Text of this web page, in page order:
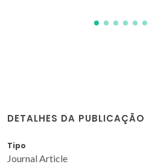
DETALHES DA PUBLICAÇÃO
Tipo
Journal Article